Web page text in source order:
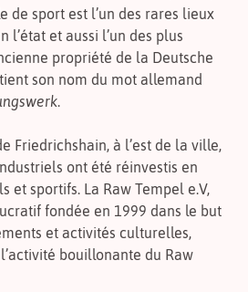
de sport est l’un des rares lieux
l’état et aussi l’un des plus
propriété de la Deutsche
son nom du mot allemand
.
Friedrichshain, à l’est de la ville,
ont été réinvestis en
et sportifs. La Raw Tempel e.V,
fondée en 1999 dans le but
et activités culturelles,
bouillonante du Raw